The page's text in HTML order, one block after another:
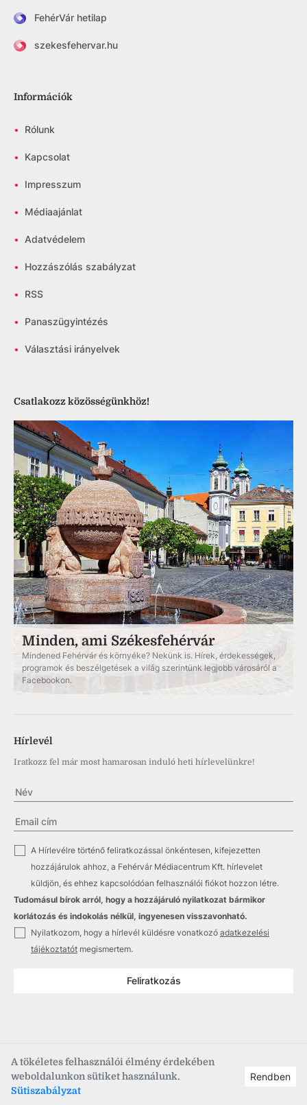
A tökéletes felhasználói élmény érdekében
weboldalunkon sütiket használunk.
Sütiszabályzat
Rendben
FehérVár hetilap
szekesfehervar.hu
Információk
• Rólunk
• Kapcsolat
• Impresszum
• Médiaajánlat
• Adatvédelem
• Hozzászólás szabályzat
• RSS
• Panaszügyintézés
• Választási irányelvek
Csatlakozz közösségünkhöz!
Minden, ami Székesfehérvár
Mindened Fehérvár és környéke? Nekünk is. Hírek, érdekességek,
programok és beszélgetések a világ szerintünk legjobb városáról a
Facebookon.
Hírlevél
Iratkozz fel már most hamarosan induló heti hírlevelünkre!
A Hírlevélre történő feliratkozással önkéntesen, kifejezetten
hozzájárulok ahhoz, a Fehérvár Médiacentrum Kft. hírlevelet
küldjön, és ehhez kapcsolódóan felhasználói fiókot hozzon létre.
Tudomásul bírok arról, hogy a hozzájáruló nyilatkozat bármikor
korlátozás és indokolás nélkül, ingyenesen visszavonható.
Nyilatkozom, hogy a hírlevél küldésre vonatkozó adatkezelési
tájékoztatót megismertem.
Feliratkozás
Copyright © 2021–2026 Fehérvár Médiacentrum, fmc.hu